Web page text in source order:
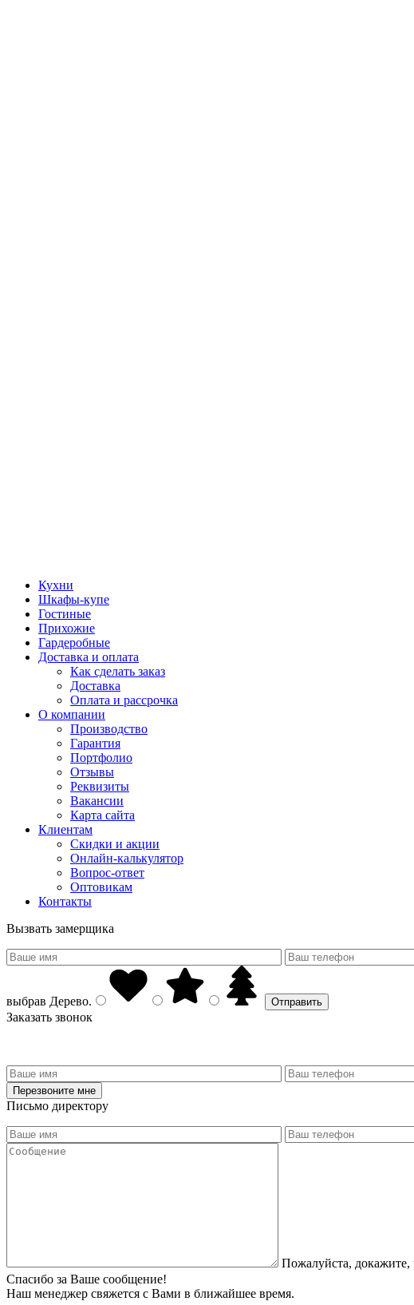
Кухни
Шкафы-купе
Гостиные
Прихожие
Гардеробные
Доставка и оплата
Как сделать заказ
Доставка
Оплата и рассрочка
О компании
Производство
Гарантия
Портфолио
Отзывы
Реквизиты
Вакансии
Карта сайта
Клиентам
Скидки и акции
Онлайн-калькулятор
Вопрос-ответ
Оптовикам
Контакты
Вызвать замерщика
выбрав Дерево.
Заказать звонок
Письмо директору
Пожалуйста, докажите,
Спасибо за Ваше сообщение!
Наш менеджер свяжется с Вами в ближайшее время.